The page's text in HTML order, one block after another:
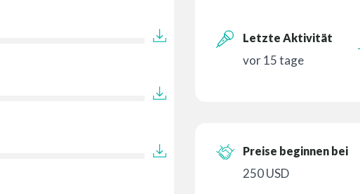
Letzte Aktivität
vor 15 tage
Preise beginnen bei
250 USD